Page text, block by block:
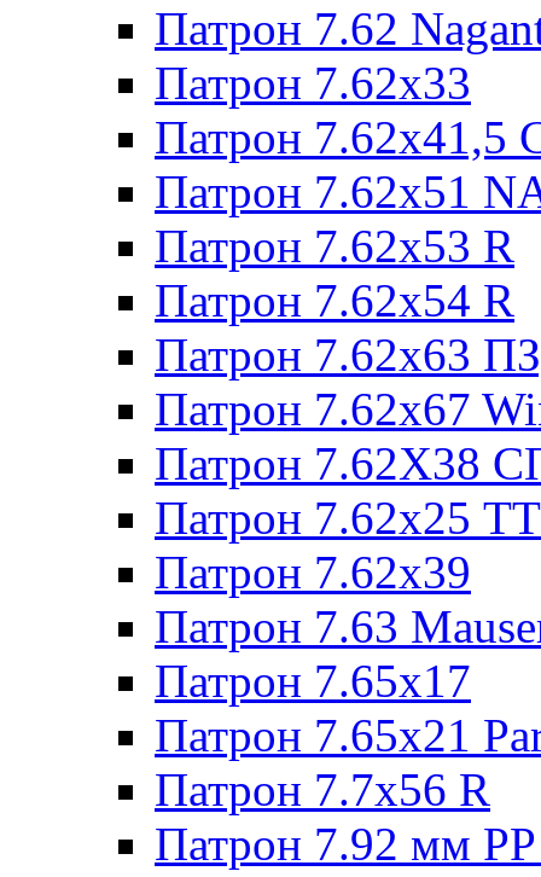
Патрон 7.62
Патрон 7.62x33
Патрон 7.62x41,5
Патрон 7.62x51
Патрон 7.62x53 R
Патрон 7.62x54 R
Патрон 7.62x63
Патрон 7.62x67
Патрон 7.62Х38
Патрон 7.62х25 TT
Патрон 7.62х39
Патрон 7.63
Патрон 7.65x17
Патрон 7.65x21
Патрон 7.7x56 R
Патрон 7.92 мм